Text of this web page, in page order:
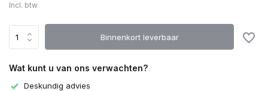
Incl. btw
Binnenkort leverbaar
Wat kunt u van ons verwachten?
Deskundig advies